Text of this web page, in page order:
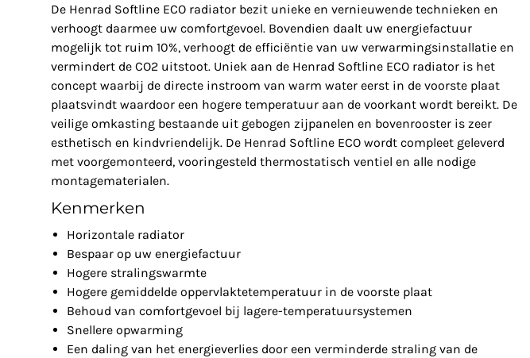
De Henrad Softline ECO radiator bezit unieke en vernieuwende technieken en
verhoogt daarmee uw comfortgevoel. Bovendien daalt uw energiefactuur
mogelijk tot ruim 10%, verhoogt de efficiëntie van uw verwarmingsinstallatie en
vermindert de CO2 uitstoot. Uniek aan de Henrad Softline ECO radiator is het
concept waarbij de directe instroom van warm water eerst in de voorste plaat
plaatsvindt waardoor een hogere temperatuur aan de voorkant wordt bereikt. De
veilige omkasting bestaande uit gebogen zijpanelen en bovenrooster is zeer
esthetisch en kindvriendelijk. De Henrad Softline ECO wordt compleet geleverd
met voorgemonteerd, vooringesteld thermostatisch ventiel en alle nodige
montagematerialen.
Kenmerken
Horizontale radiator
Bespaar op uw energiefactuur
Hogere stralingswarmte
Hogere gemiddelde oppervlaktetemperatuur in de voorste plaat
Behoud van comfortgevoel bij lagere-temperatuursystemen
Snellere opwarming
Een daling van het energieverlies door een verminderde straling van de